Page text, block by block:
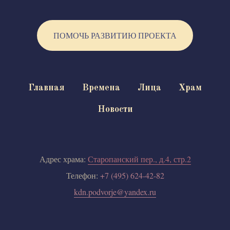
ПОМОЧЬ РАЗВИТИЮ ПРОЕКТА
Главная Времена Лица Храм
Новости
Адрес храма: Старопанский пер., д.4, стр.2
Телефон: +7 (495) 624-42-82
kdn.podvorje@yandex.ru